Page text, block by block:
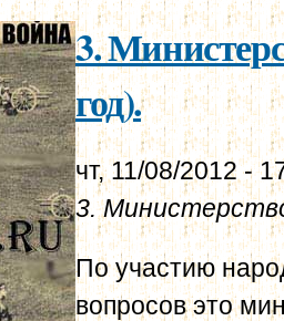
3.
год).
чт, 11/08/2012 -
3.
По участию
вопросов это